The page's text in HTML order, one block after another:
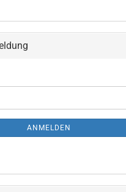
ANMELDEN